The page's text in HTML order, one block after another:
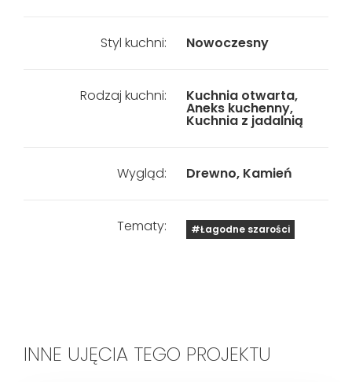
Styl kuchni: Nowoczesny
Rodzaj kuchni: Kuchnia otwarta,
Aneks kuchenny,
Kuchnia z jadalnią
Wygląd: Drewno, Kamień
Tematy: #Łagodne szarości
INNE UJĘCIA TEGO PROJEKTU